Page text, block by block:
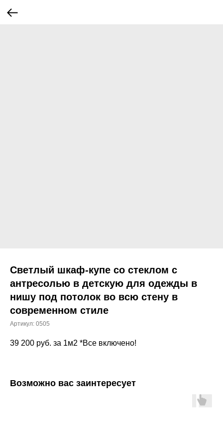
Светлый шкаф-купе со стеклом с
антресолью в детскую для одежды в
нишу под потолок во всю стену в
современном стиле
Артикул: 0505
39 200 руб. за 1м2 *Все включено!
Возможно вас заинтересует